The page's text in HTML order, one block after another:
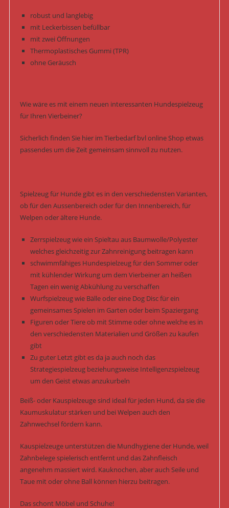
robust und langlebig
mit Leckerbissen befüllbar
mit zwei Öffnungen
Thermoplastisches Gummi (TPR)
ohne Geräusch
Wie wäre es mit einem neuen interessanten Hundespielzeug
für Ihren Vierbeiner?
Sicherlich finden Sie hier im Tierbedarf bvl online Shop etwas
passendes um die Zeit gemeinsam sinnvoll zu nutzen.
Spielzeug für Hunde gibt es in den verschiedensten Varianten,
ob für den Aussenbereich oder für den Innenbereich, für
Welpen oder ältere Hunde.
Zerrspielzeug wie ein Spieltau aus Baumwolle/Polyester
welches gleichzeitig zur Zahnreinigung beitragen kann
schwimmfähiges Hundespielzeug für den Sommer oder
mit kühlender Wirkung um dem Vierbeiner an heißen
Tagen ein wenig Abkühlung zu verschaffen
Wurfspielzeug wie Bälle oder eine Dog Disc für ein
gemeinsames Spielen im Garten oder beim Spaziergang
Figuren oder Tiere ob mit Stimme oder ohne welche es in
den verschiedensten Materialien und Größen zu kaufen
gibt
Zu guter Letzt gibt es da ja auch noch das
Strategiespielzeug beziehungsweise Intelligenzspielzeug
um den Geist etwas anzukurbeln
Beiß- oder Kauspielzeuge sind ideal für jeden Hund, da sie die
Kaumuskulatur stärken und bei Welpen auch den
Zahnwechsel fördern kann.
Kauspielzeuge unterstützen die Mundhygiene der Hunde, weil
Zahnbelege spielerisch entfernt und das Zahnfleisch
angenehm massiert wird. Kauknochen, aber auch Seile und
Taue mit oder ohne Ball können hierzu beitragen.
Das schont Möbel und Schuhe!